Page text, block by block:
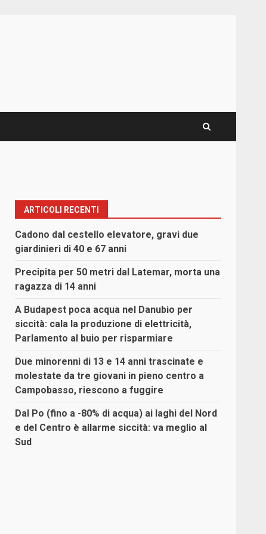
ARTICOLI RECENTI
Cadono dal cestello elevatore, gravi due
giardinieri di 40 e 67 anni
Precipita per 50 metri dal Latemar, morta una
ragazza di 14 anni
A Budapest poca acqua nel Danubio per
siccità: cala la produzione di elettricità,
Parlamento al buio per risparmiare
Due minorenni di 13 e 14 anni trascinate e
molestate da tre giovani in pieno centro a
Campobasso, riescono a fuggire
Dal Po (fino a -80% di acqua) ai laghi del Nord
e del Centro è allarme siccità: va meglio al
Sud